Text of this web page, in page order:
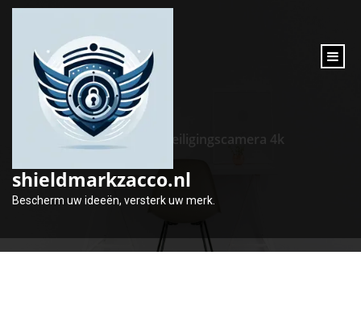
inhoud
shieldmarkzacco.nl
Bescherm uw ideeën, versterk uw merk.
Tag: beveiligingscamera 4k